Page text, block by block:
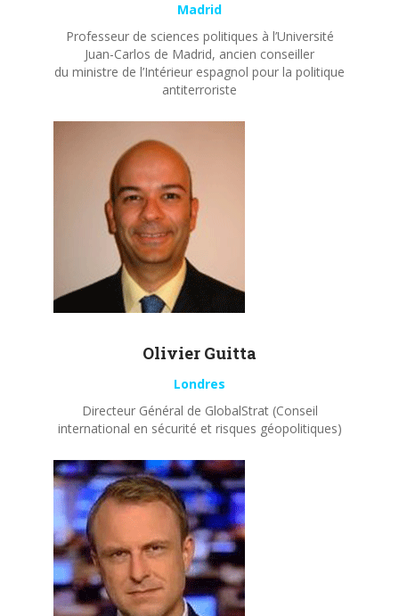
Madrid
Professeur de sciences politiques à l’Université
Juan-Carlos de Madrid, ancien conseiller
du ministre de l’Intérieur espagnol pour la politique
antiterroriste
Olivier Guitta
Londres
Directeur Général de GlobalStrat (Conseil
international en sécurité et risques géopolitiques)